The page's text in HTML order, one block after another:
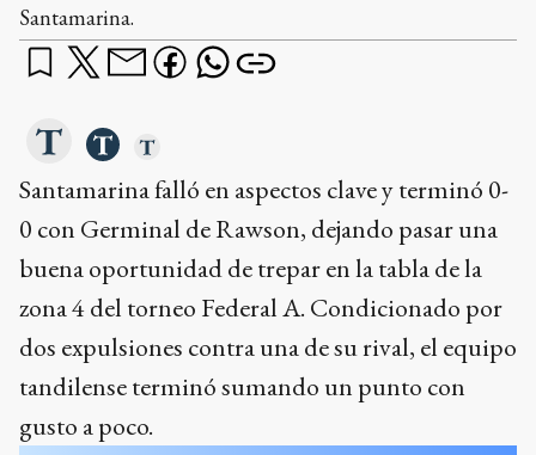
Santamarina.
Santamarina falló en aspectos clave y terminó 0-
0 con Germinal de Rawson, dejando pasar una
buena oportunidad de trepar en la tabla de la
zona 4 del torneo Federal A. Condicionado por
dos expulsiones contra una de su rival, el equipo
tandilense terminó sumando un punto con
gusto a poco.